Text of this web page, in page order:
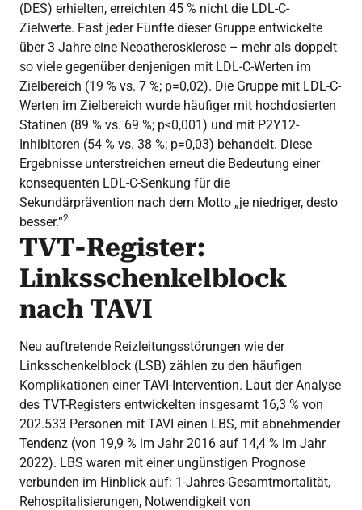
(DES) erhielten, erreichten 45 % nicht die LDL-C-
Zielwerte. Fast jeder Fünfte dieser Gruppe entwickelte
über 3 Jahre eine Neoatherosklerose – mehr als doppelt
so viele gegenüber denjenigen mit LDL-C-Werten im
Zielbereich (19 % vs. 7 %; p=0,02). Die Gruppe mit LDL-C-
Werten im Zielbereich wurde häufiger mit hochdosierten
Statinen (89 % vs. 69 %; p<0,001) und mit P2Y12-
Inhibitoren (54 % vs. 38 %; p=0,03) behandelt. Diese
Ergebnisse unterstreichen erneut die Bedeutung einer
konsequenten LDL-C-Senkung für die
Sekundärprävention nach dem Motto „je niedriger, desto
besser.“2
TVT-Register:
Linksschenkelblock
nach TAVI
Neu auftretende Reizleitungsstörungen wie der
Linksschenkelblock (LSB) zählen zu den häufigen
Komplikationen einer TAVI-Intervention. Laut der Analyse
des TVT-Registers entwickelten insgesamt 16,3 % von
202.533 Personen mit TAVI einen LBS, mit abnehmender
Tendenz (von 19,9 % im Jahr 2016 auf 14,4 % im Jahr
2022). LBS waren mit einer ungünstigen Prognose
verbunden im Hinblick auf: 1-Jahres-Gesamtmortalität,
Rehospitalisierungen, Notwendigkeit von